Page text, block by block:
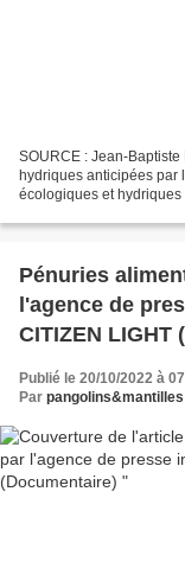
SOURCE : Jean-
hydriques anticipées par
écologiques et
Pénuries
l'agence de
CITIZEN LIGHT
Publié le 20/10/2022 à
Par pangolins&mantilles